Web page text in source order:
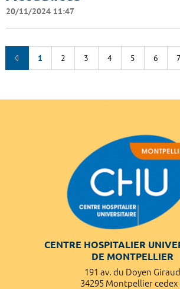
20/11/2024 11:47
1 2 3 4 5 6 7
CENTRE HOSPITALIER
DE MONTPELLIER
191 av. du Doyen Giraud
34295 Montpellier cedex